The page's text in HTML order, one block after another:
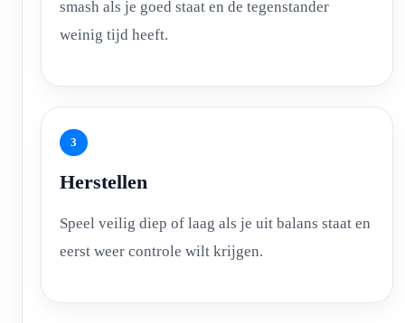
smash als je goed staat en de tegenstander
weinig tijd heeft.
3
Herstellen
Speel veilig diep of laag als je uit balans staat en
eerst weer controle wilt krijgen.